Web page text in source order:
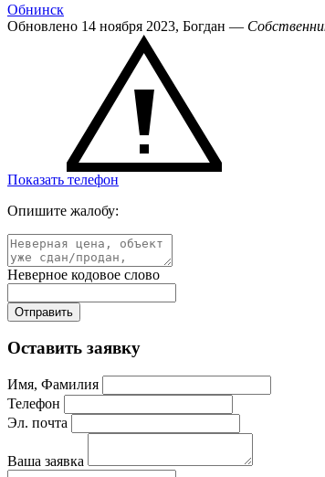
Обнинск
Обновлено 14 ноября 2023, Богдан —
Показать телефон
Опишите жалобу:
Неверное кодовое слово
Оставить заявку
Имя, Фамилия
Телефон
Эл. почта
Ваша заявка